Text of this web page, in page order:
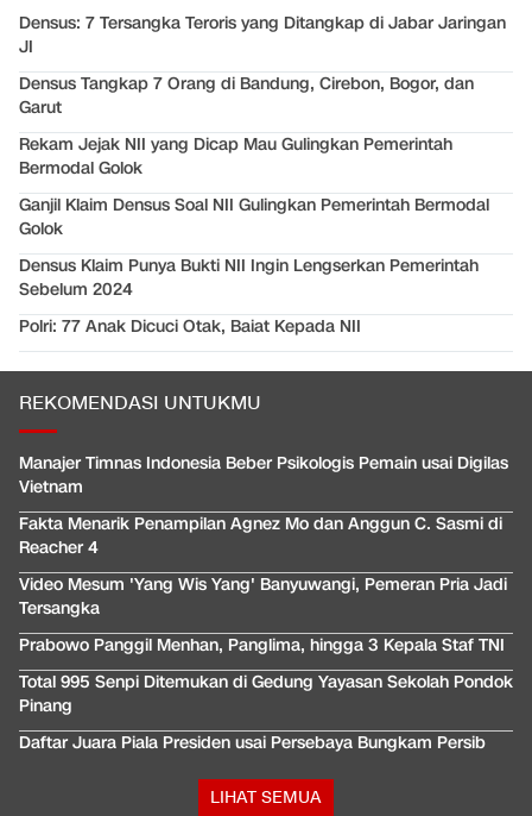
Densus: 7 Tersangka Teroris yang Ditangkap di Jabar Jaringan
JI
Densus Tangkap 7 Orang di Bandung, Cirebon, Bogor, dan
Garut
Rekam Jejak NII yang Dicap Mau Gulingkan Pemerintah
Bermodal Golok
Ganjil Klaim Densus Soal NII Gulingkan Pemerintah Bermodal
Golok
Densus Klaim Punya Bukti NII Ingin Lengserkan Pemerintah
Sebelum 2024
Polri: 77 Anak Dicuci Otak, Baiat Kepada NII
REKOMENDASI UNTUKMU
Manajer Timnas Indonesia Beber Psikologis Pemain usai Digilas
Vietnam
Fakta Menarik Penampilan Agnez Mo dan Anggun C. Sasmi di
Reacher 4
Video Mesum 'Yang Wis Yang' Banyuwangi, Pemeran Pria Jadi
Tersangka
Prabowo Panggil Menhan, Panglima, hingga 3 Kepala Staf TNI
Total 995 Senpi Ditemukan di Gedung Yayasan Sekolah Pondok
Pinang
Daftar Juara Piala Presiden usai Persebaya Bungkam Persib
LIHAT SEMUA